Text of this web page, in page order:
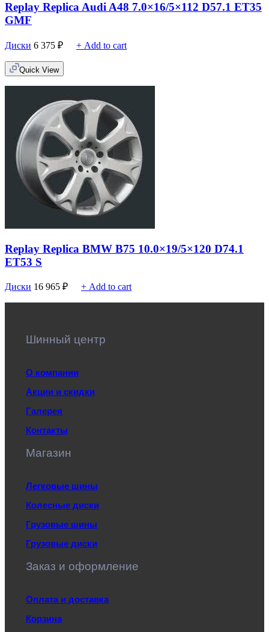
Replay Replica Audi A48 7.0×16/5×112 D57.1 ET35
GMF
Диски 6 375 ₽ + Add to cart
Quick View
Replay Replica BMW B75 10.0×19/5×120 D74.1
ET53 S
Диски 16 965 ₽ + Add to cart
Шинный центр
О компании
Акции и скидки
Галерея
Контакты
Магазин
Легковые шины
Колесные диски
Грузовые шины
Грузовые диски
Заказ и оформление
Оплата и доставка
Корзина